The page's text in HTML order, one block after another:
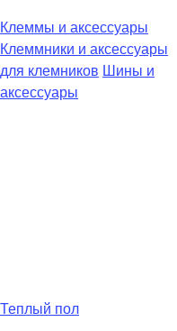
Клеммы и аксессуары
Клеммники и аксессуары
для клемников Шины и
аксессуары
Теплый пол